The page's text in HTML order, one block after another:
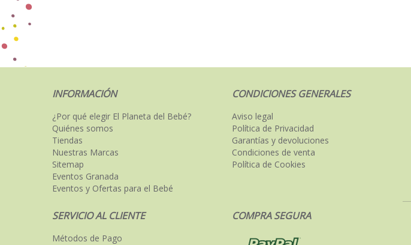
INFORMACIÓN
¿Por qué elegir El Planeta del Bebé?
Quiénes somos
Tiendas
Nuestras Marcas
Sitemap
Eventos Granada
Eventos y Ofertas para el Bebé
CONDICIONES GENERALES
Aviso legal
Política de Privacidad
Garantías y devoluciones
Condiciones de venta
Política de Cookies
SERVICIO AL CLIENTE
Métodos de Pago
COMPRA SEGURA